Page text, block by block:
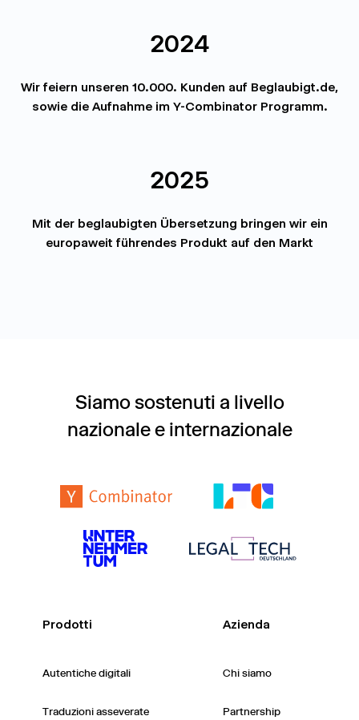
2024
Wir feiern unseren 10.000. Kunden auf Beglaubigt.de,
sowie die Aufnahme im Y-Combinator Programm.
2025
Mit der beglaubigten Übersetzung bringen wir ein
europaweit führendes Produkt auf den Markt
Siamo sostenuti a livello
nazionale e internazionale
Prodotti
Autentiche digitali
Traduzioni asseverate
Azienda
Chi siamo
Partnership